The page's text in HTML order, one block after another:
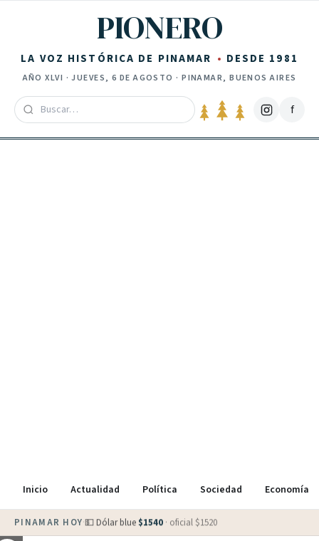
PIONERO
LA VOZ HISTÓRICA DE PINAMAR DESDE 1981
AÑOXLVI ·JUEVES, 6 DE AGOSTO · PINAMAR, BUENOS AIRES
f
Inicio Actualidad Política Sociedad Economía
PINAMAR HOY·💵 Dólar blue $1540 · oficial $1520